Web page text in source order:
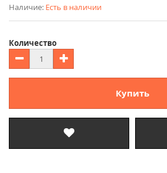
Наличие: Есть в наличии
Количество
Купить